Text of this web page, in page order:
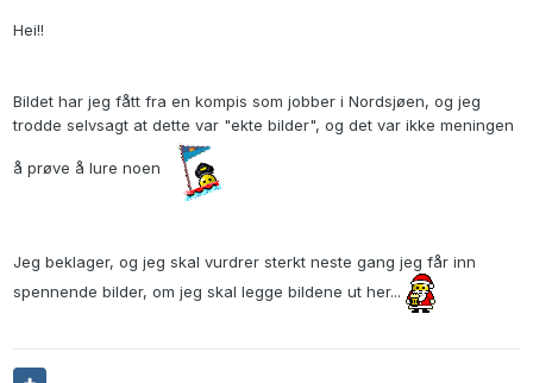
Hei!!
Bildet har jeg fått fra en kompis som jobber i Nordsjøen, og jeg
trodde selvsagt at dette var "ekte bilder", og det var ikke meningen
å prøve å lure noen
Jeg beklager, og jeg skal vurdrer sterkt neste gang jeg får inn
spennende bilder, om jeg skal legge bildene ut her...